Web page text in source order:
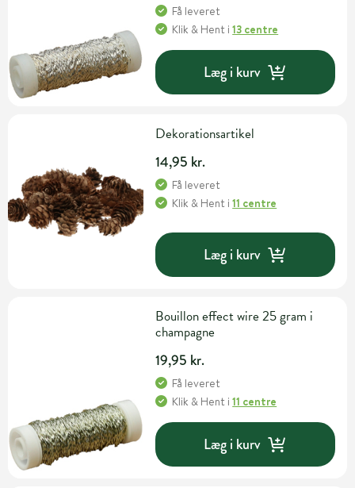
Få leveret
Klik & Hent i13 centre
Læg i kurv
Dekorationsartikel
14,95 kr.
Få leveret
Klik & Hent i11 centre
Læg i kurv
Bouillon effect wire 25 gram i
champagne
19,95 kr.
Få leveret
Klik & Hent i11 centre
Læg i kurv